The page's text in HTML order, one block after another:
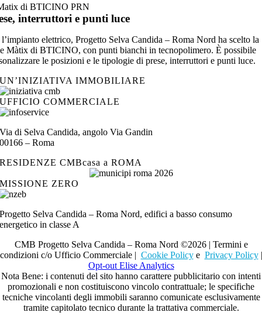
interruttori e punti luce
l’impianto elettrico, Progetto Selva Candida – Roma Nord ha scelto la
Màtix di BTICINO, con punti bianchi in tecnopolimero. È possibile
le posizioni e le tipologie di prese, interruttori e punti luce.
UN’INIZIATIVA IMMOBILIARE
UFFICIO COMMERCIALE
Via di Selva Candida, angolo Via Gandin
00166 – Roma
RESIDENZE CMBcasa a ROMA
MISSIONE ZERO
Progetto Selva Candida – Roma Nord, edifici a basso consumo
energetico in classe A
CMB Progetto Selva Candida – Roma Nord ©2026 | Termini e
condizioni c/o Ufficio Commerciale | Cookie Policye Privacy Policy|
Opt-out Elise Analytics
Nota Bene: i contenuti del sito hanno carattere pubblicitario con intenti
promozionali e non costituiscono vincolo contrattuale; le specifiche
tecniche vincolanti degli immobili saranno comunicate esclusivamente
tramite capitolato tecnico durante la trattativa commerciale.